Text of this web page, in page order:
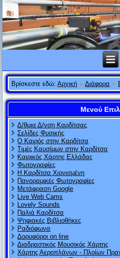
Βρίσκεστε εδώ:Αρχική Διάφορα
Μενού
Δ/θμια Δ/νση Καρδίτσας
Σελίδες Φυσικής
Ο Καιρός στην Καρδίτσα
Τιμές Καυσίμων στην Καρδίτσα
Καιρικός Χάρτης Ελλάδας
Φωτογραφίες
Η Καρδίτσα Χιονισμένη
Πανοραμικές Φωτογραφίες
Μετάφραση Google
Live Web Cams
Lovely Sounds
Παλιά Καρδίτσα
Ψηφιακές Βιβλιοθήκες
Ραδιόφωνα
Δορυφόροι on line
Διαδραστικός Μουσικός Χάρτης
Χάρτης Αεροπλάνων - Πλοίων